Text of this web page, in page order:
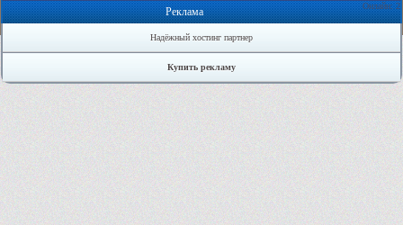
Онлайн: 2
Реклама
Надёжный хостинг партнер
Купить рекламу